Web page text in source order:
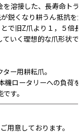
溶接した、長寿命トラ
鋭くなり耕うん抵抗を
で旧Z爪より１，５倍
いく理想的な爪形状で
ー用耕耘爪。
機ロータリーへの負荷
す。
用意しております。